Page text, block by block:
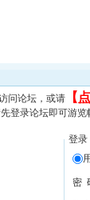
问论坛，或请 【
登录论坛即可游览
登录
密